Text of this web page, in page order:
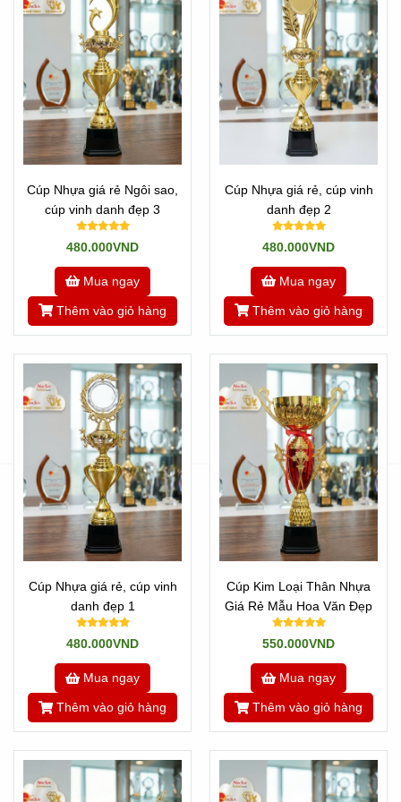
-->Mẫu Cúp pha lê
Mẫu Cúp kim loại
-->Các mẫu Cúp nhựa
Hoặc quayVề trang chủ, hoặc tìn hiểuVề chúng tôi
---//---
Newsun Tân Nhật Minh - Vua quà việt
Hotline:Zalo 0901460008
Cúp Nhựa giá rẻ Ngôi sao,
cúp vinh danh đẹp 3
480.000VND
Mua ngay
Thêm vào giỏ hàng
Cúp Nhựa giá rẻ, cúp vinh
danh đẹp 2
480.000VND
Mua ngay
Thêm vào giỏ hàng
Cúp Nhựa giá rẻ, cúp vinh
danh đẹp 1
480.000VND
Mua ngay
Thêm vào giỏ hàng
Cúp Kim Loại Thân Nhựa
Giá Rẻ Mẫu Hoa Văn Đẹp
550.000VND
Mua ngay
Thêm vào giỏ hàng